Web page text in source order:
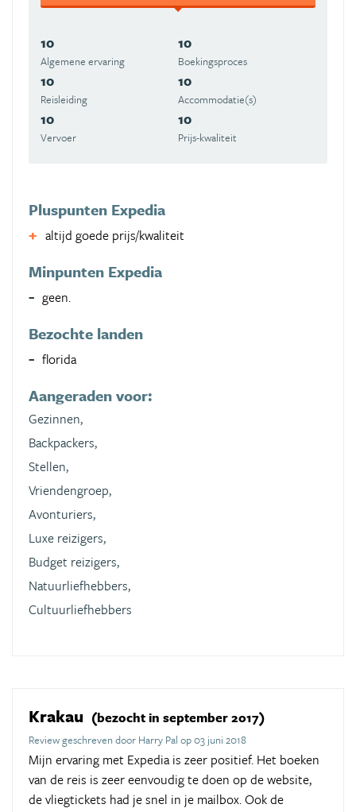
10
Algemene ervaring
10
Boekingsproces
10
Reisleiding
10
Accommodatie(s)
10
Vervoer
10
Prijs-kwaliteit
Pluspunten Expedia
altijd goede prijs/kwaliteit
Minpunten Expedia
geen.
Bezochte landen
florida
Aangeraden voor:
Gezinnen,
Backpackers,
Stellen,
Vriendengroep,
Avonturiers,
Luxe reizigers,
Budget reizigers,
Natuurliefhebbers,
Cultuurliefhebbers
Krakau (bezocht in september 2017)
Review geschreven door Harry Pal op 03 juni 2018
Mijn ervaring met Expedia is zeer positief. Het boeken
van de reis is zeer eenvoudig te doen op de website,
de vliegtickets had je snel in je mailbox. Ook de